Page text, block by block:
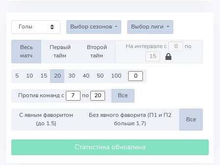
Выбор сезонов Выбор лиги
Весь
матч
Первый
тайм
Второй
тайм
На интервале с по
5 10 15 20 30 40 50 100
Против команд с по Все
С явным фаворитом
(до 1.5)
Без явного фаворита (П1 и П2
больше 1.7)
Все
Статистика обновлена